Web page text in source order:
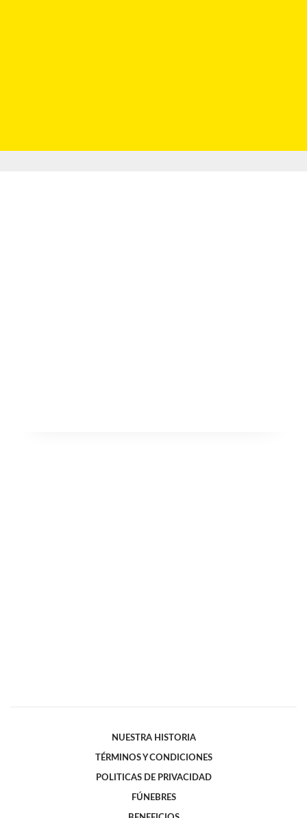
NUESTRA HISTORIA
TÉRMINOS Y CONDICIONES
POLITICAS DE PRIVACIDAD
FÚNEBRES